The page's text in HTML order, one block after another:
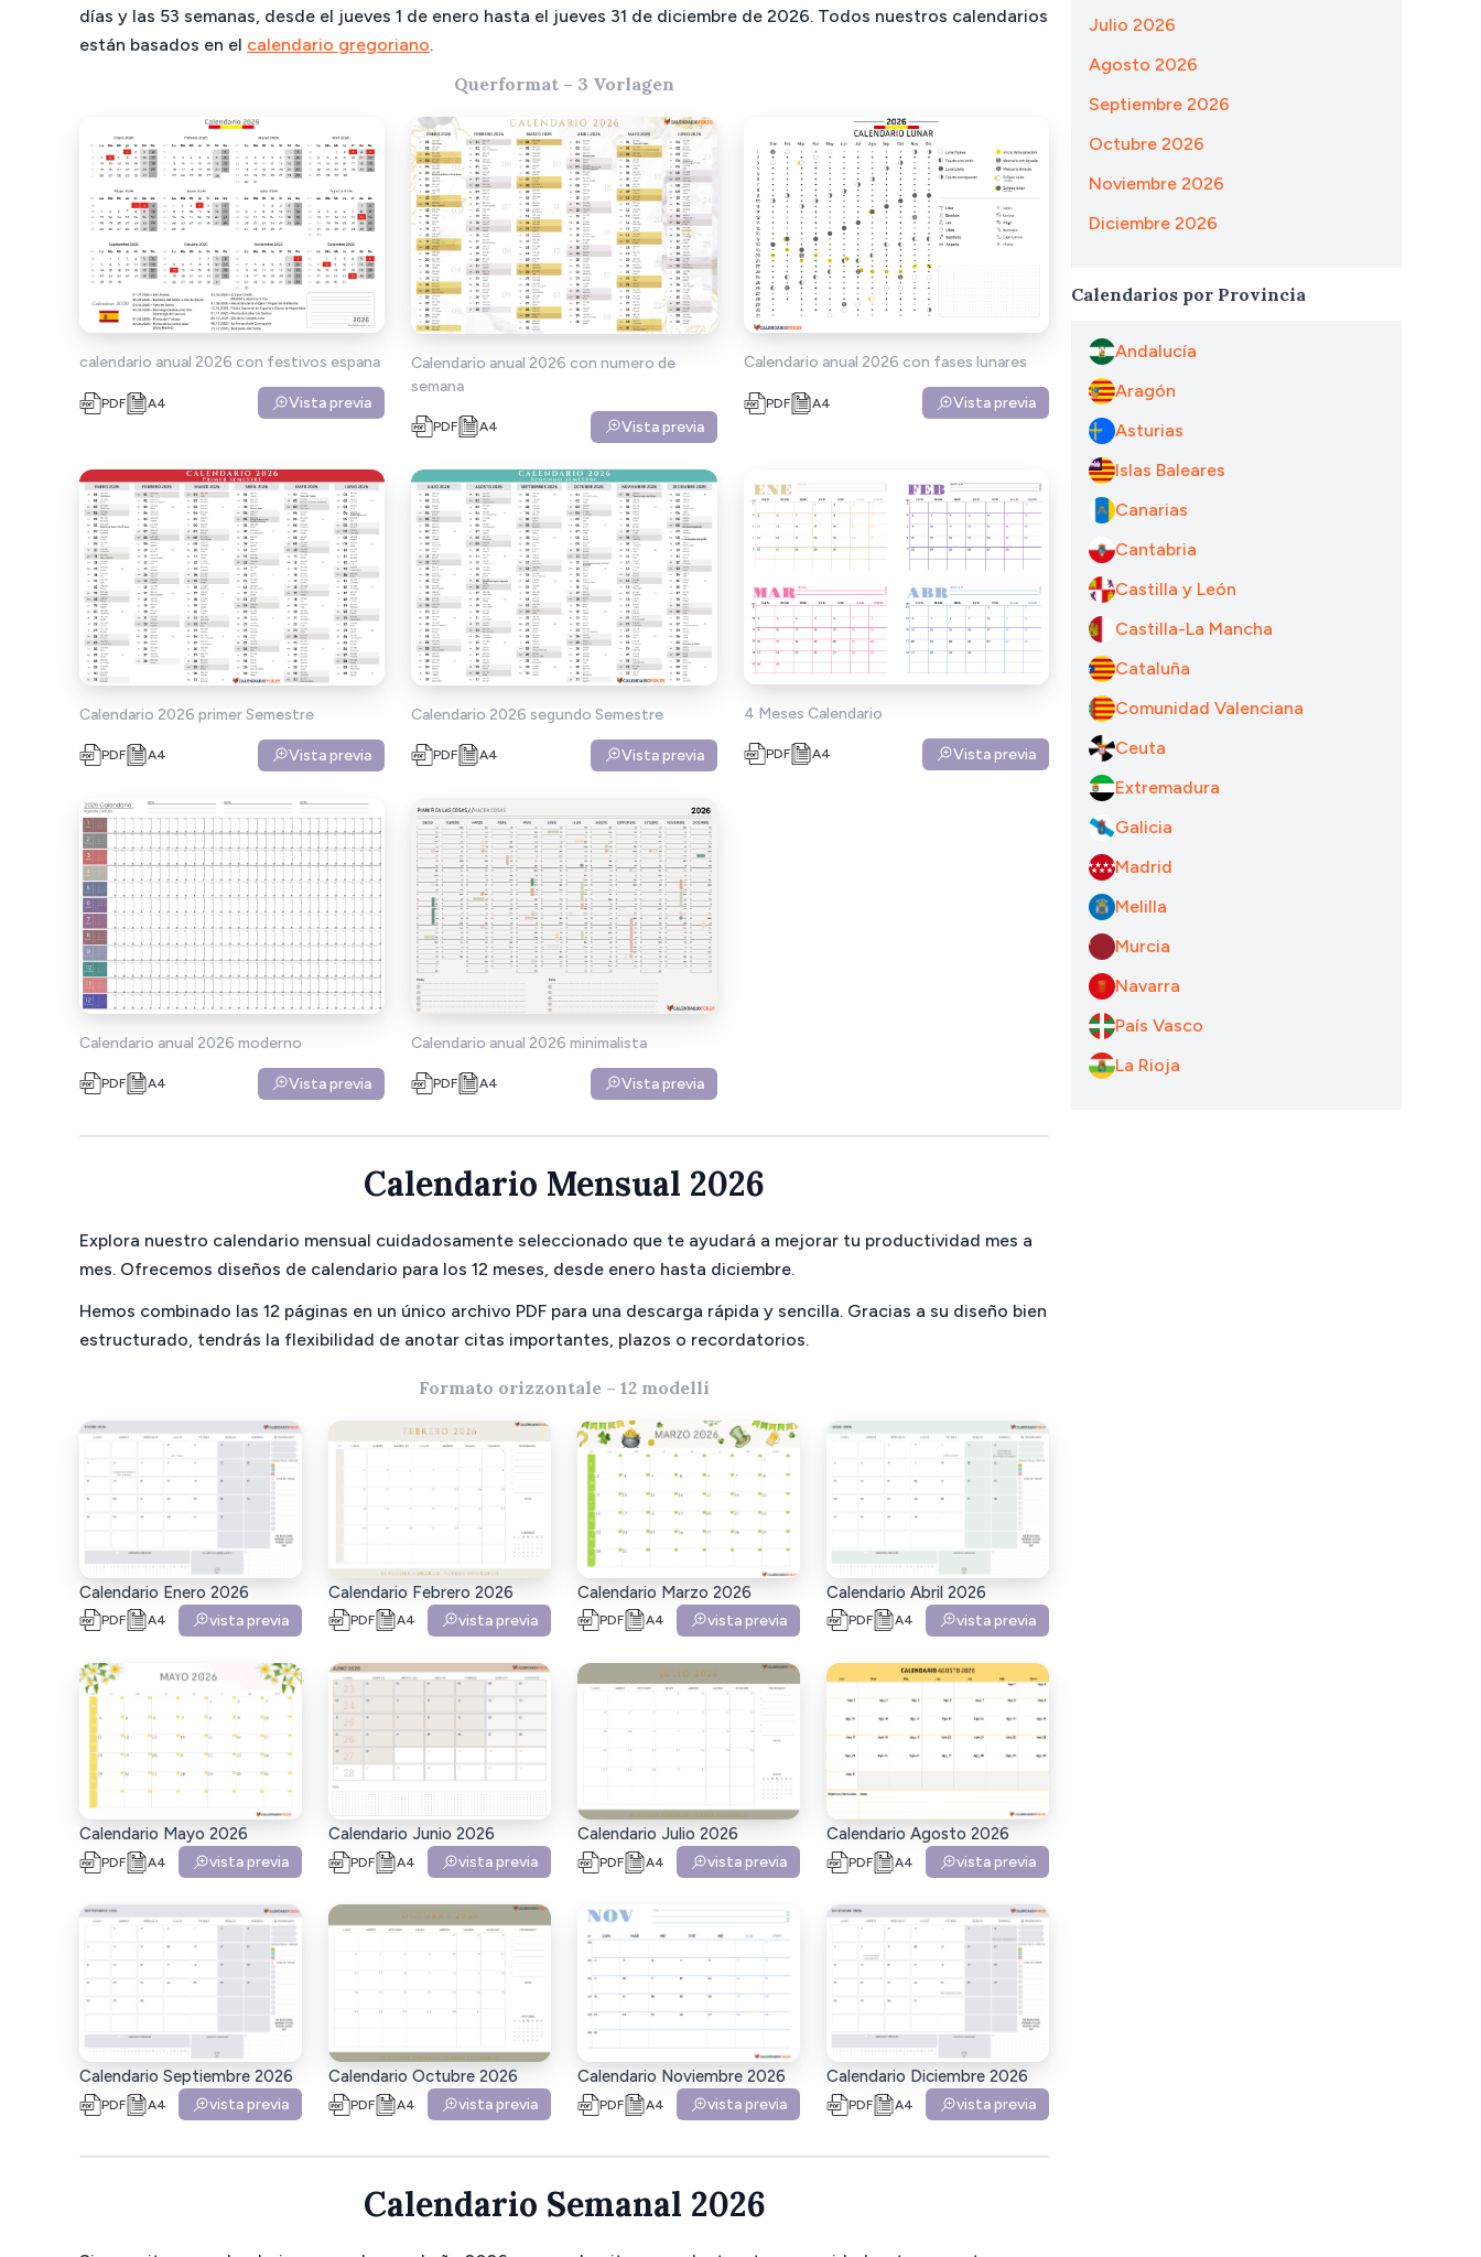
días y las 53 semanas, desde el jueves 1 de enero hasta el jueves 31 de diciembre de 2026. Todos nuestros calendarios
están basados en el calendario gregoriano.
Querformat – 3 Vorlagen
calendario anual 2026 con festivos espana
PDF A4 Vista previa
Calendario anual 2026 con numero de
semana
PDF A4 Vista previa
Calendario anual 2026 con fases lunares
PDF A4 Vista previa
Calendario 2026 primer Semestre
PDF A4 Vista previa
Calendario 2026 segundo Semestre
PDF A4 Vista previa
4 Meses Calendario
PDF A4 Vista previa
Calendario anual 2026 moderno
PDF A4 Vista previa
Calendario anual 2026 minimalista
PDF A4 Vista previa
Calendario Mensual 2026
Explora nuestro calendario mensual cuidadosamente seleccionado que te ayudará a mejorar tu productividad mes a
mes. Ofrecemos diseños de calendario para los 12 meses, desde enero hasta diciembre.
Hemos combinado las 12 páginas en un único archivo PDF para una descarga rápida y sencilla. Gracias a su diseño bien
estructurado, tendrás la flexibilidad de anotar citas importantes, plazos o recordatorios.
Formato orizzontale – 12 modelli
Calendario Enero 2026
PDF A4 vista previa
Calendario Febrero 2026
PDF A4 vista previa
Calendario Marzo 2026
PDF A4 vista previa
Calendario Abril 2026
PDF A4 vista previa
Calendario Mayo 2026
PDF A4 vista previa
Calendario Junio 2026
PDF A4 vista previa
Calendario Julio 2026
PDF A4 vista previa
Calendario Agosto 2026
PDF A4 vista previa
Calendario Septiembre 2026
PDF A4 vista previa
Calendario Octubre 2026
PDF A4 vista previa
Calendario Noviembre 2026
PDF A4 vista previa
Calendario Diciembre 2026
PDF A4 vista previa
Calendario Semanal 2026
Julio 2026
Agosto 2026
Septiembre 2026
Octubre 2026
Noviembre 2026
Diciembre 2026
Calendarios por Provincia
Andalucía
Aragón
Asturias
Islas Baleares
Canarias
Cantabria
Castilla y León
Castilla-La Mancha
Cataluña
Comunidad Valenciana
Ceuta
Extremadura
Galicia
Madrid
Melilla
Murcia
Navarra
País Vasco
La Rioja